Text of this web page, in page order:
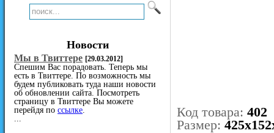
Новости
Мы в Твиттере [29.03.2012]
Спешим Вас порадовать. Теперь мы
есть в Твиттере. По возможность мы
будем публиковать туда наши новости
об обновлении сайта. Посмотреть
страницу в Твиттере Вы можете
перейдя по ссылке Код товара: 402
Размер: